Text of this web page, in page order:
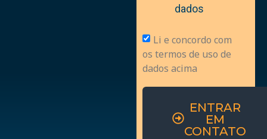
dados
Li e concordo com
os termos de uso de
dados acima
ENTRAR
EM
CONTATO